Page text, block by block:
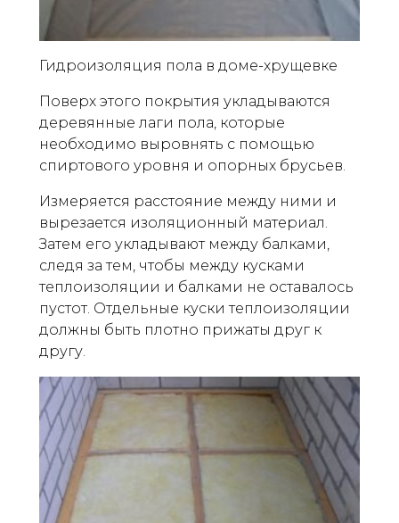
Гидроизоляция пола в доме-хрущевке
Поверх этого покрытия укладываются
деревянные лаги пола, которые
необходимо выровнять с помощью
спиртового уровня и опорных брусьев.
Измеряется расстояние между ними и
вырезается изоляционный материал.
Затем его укладывают между балками,
следя за тем, чтобы между кусками
теплоизоляции и балками не оставалось
пустот. Отдельные куски теплоизоляции
должны быть плотно прижаты друг к
другу.